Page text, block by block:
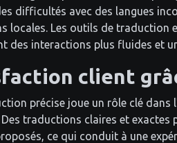
difficultés avec des langues
locales. Les outils de traduction
des interactions plus fluides et
client
précise joue un rôle clé
traductions claires et
ce qui conduit à une